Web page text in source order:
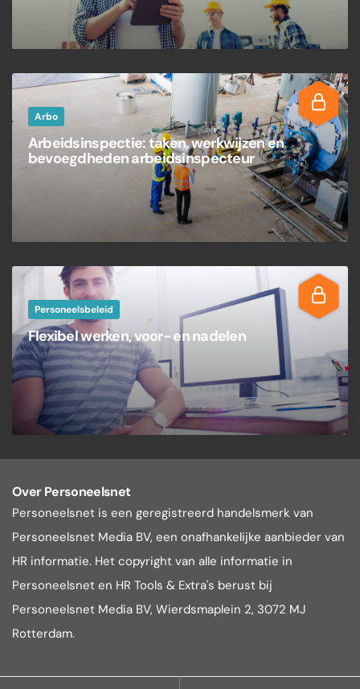
Arbo
Arbeidsinspectie: taken, werkwijzen en
bevoegdheden arbeidsinspecteur
Personeelsbeleid
Flexibel werken, voor- en nadelen
Over Personeelsnet
Personeelsnet is een geregistreerd handelsmerk van
Personeelsnet Media BV, een onafhankelijke aanbieder van
HR informatie. Het copyright van alle informatie in
Personeelsnet en HR Tools & Extra's berust bij
Personeelsnet Media BV, Wierdsmaplein 2, 3072 MJ
Rotterdam.